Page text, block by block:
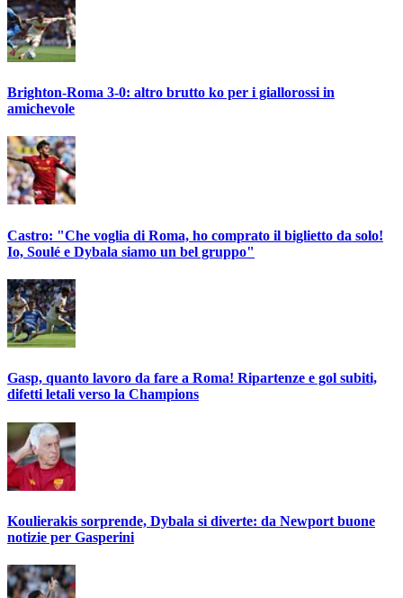
Brighton-Roma 3-0: altro brutto ko per i giallorossi in
amichevole
Castro: "Che voglia di Roma, ho comprato il biglietto da solo!
Io, Soulé e Dybala siamo un bel gruppo"
Gasp, quanto lavoro da fare a Roma! Ripartenze e gol subiti,
difetti letali verso la Champions
Koulierakis sorprende, Dybala si diverte: da Newport buone
notizie per Gasperini